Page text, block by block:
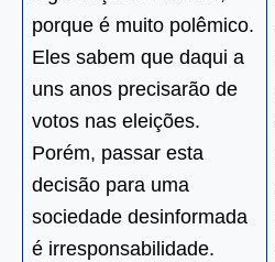
porque é muito polêmico.
Eles sabem que daqui a
uns anos precisarão de
votos nas eleições.
Porém, passar esta
decisão para uma
sociedade desinformada
é irresponsabilidade.